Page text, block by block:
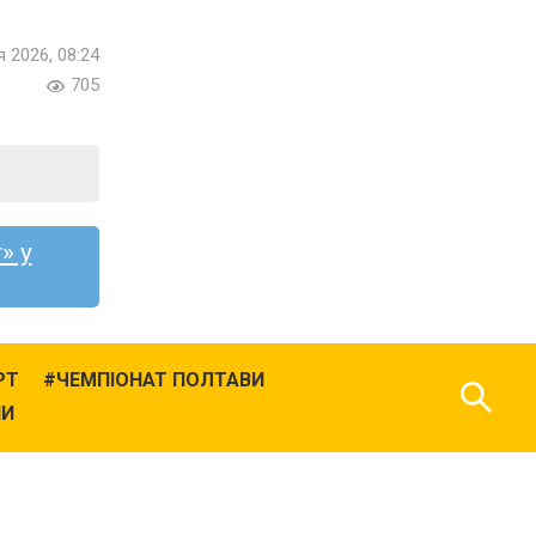
2026, 08:24
705
у
ЧЕМПІОНАТ ПОЛТАВИ